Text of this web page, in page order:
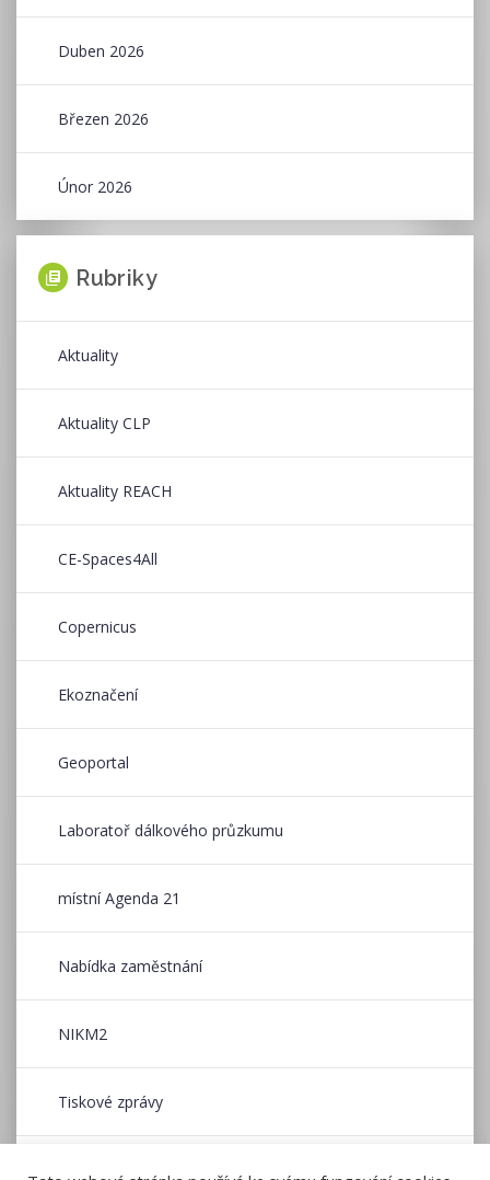
Duben 2026
Březen 2026
Únor 2026
Rubriky
Aktuality
Aktuality CLP
Aktuality REACH
CE-Spaces4All
Copernicus
Ekoznačení
Geoportal
Laboratoř dálkového průzkumu
místní Agenda 21
Nabídka zaměstnání
NIKM2
Tiskové zprávy